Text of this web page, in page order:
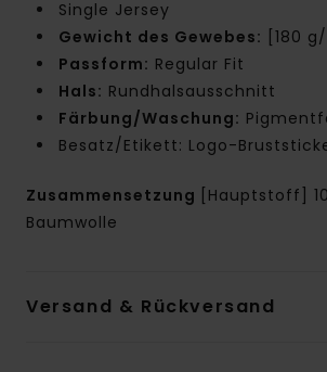
Single Jersey
Gewicht des Gewebes: [180
Passform: Regular Fit
Hals: Rundhalsausschnitt
Färbung/Waschung:
Besatz/Etikett: Logo-
Zusammensetzung
[Hauptstoff]
Baumwolle
Versand & Rückversand